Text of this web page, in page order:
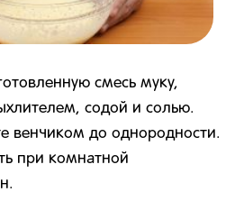
смесь муку,
содой и солью.
венчиком до однородности.
при комнатной